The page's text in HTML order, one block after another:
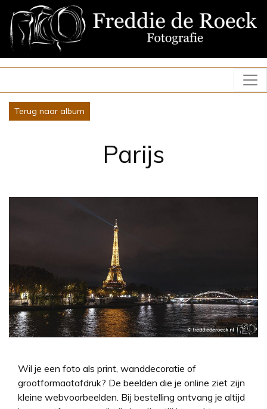
Terug naar album
Parijs
Wil je een foto als print, wanddecoratie of
grootformaatafdruk? De beelden die je online ziet zijn
kleine webvoorbeelden. Bij bestelling ontvang je altijd